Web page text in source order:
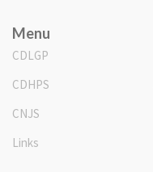
Menu
CDLGP
CDHPS
CNJS
Links